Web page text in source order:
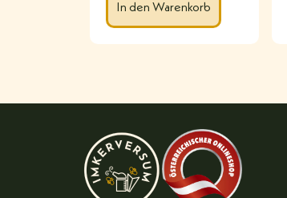
In den Warenkorb